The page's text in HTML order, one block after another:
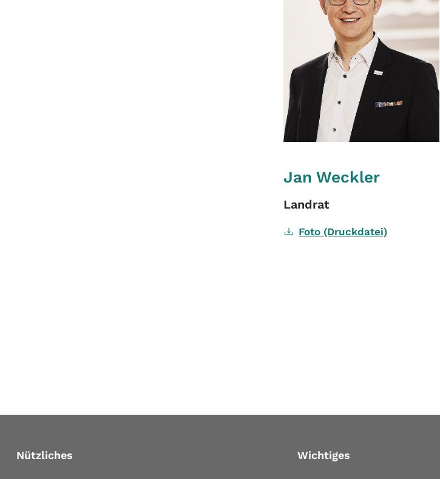
Jan Weckler
Landrat
Foto (Druckdatei)
Nützliches Wichtiges